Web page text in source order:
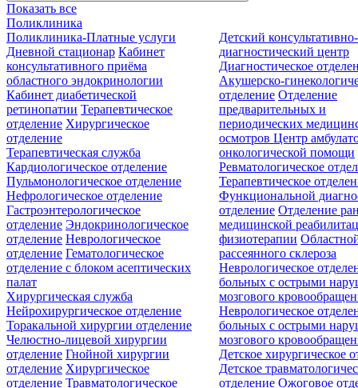
Показать все
Поликлиника
Поликлиника-Платные услуги
Дневной стационар Кабинет
консультативного приёма
областного эндокринологии
Кабинет диабетической
ретинопатии Терапевтическое
отделение Хирургическое
отделение
Детский консультативно-
диагностический центр
Диагностическое
Акушерско-
отделение Отделение
предварительных и
периодических
осмотровЦентр
онкологической помощи
Терапевтическая служба
Кардиологическое отделение
Пульмонологическое отделение
Нефрологическое отделение
Гастроэнтерологическое
отделение Эндокринологическое
отделение Неврологическое
отделение Гематологическое
отделение c блоком асептических
палат
Ревматологическое
Терапевтическое
Функциональной
отделение Отделение
медицинской
физиотерапии
рассеянного склероза
Неврологическое
больных с острыми
мозгового
Неврологическое
больных с острыми
мозгового
Хирургическая служба
Нейрохирургическое отделение
Торакальной хирургии отделение
Челюстно-лицевой хирургии
отделение Гнойной хирургии
отделение Хирургическое
отделение Травматологическое
Детское хирургическое
Детское
отделение Ожоговое